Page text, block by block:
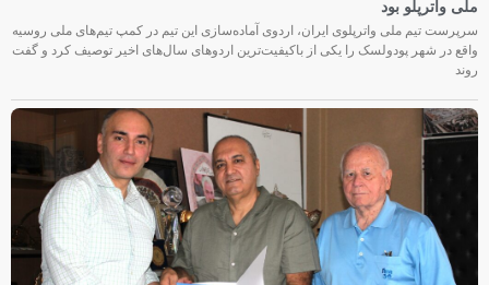
ملی واترپلو بود
سرپرست تیم ملی واترپلوی ایران، اردوی آماده‌سازی این تیم در کمپ تیم‌های ملی روسیه
واقع در شهر پودولسک را یکی از باکیفیت‌ترین اردوهای سال‌های اخیر توصیف کرد و گفت
روند